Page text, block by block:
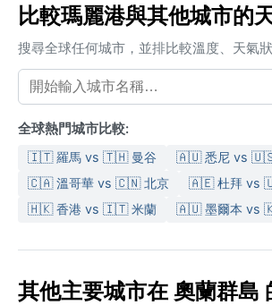
比較瑪麗港與其他城市的
搜尋全球任何城市，並排比較溫度、天氣狀
全球熱門城市比較:
🇮🇹 羅馬 vs 🇹🇭 曼谷
🇦🇺 悉尼 vs 🇺🇸
🇨🇦 溫哥華 vs 🇨🇳 北京
🇦🇪 杜拜 vs
🇭🇰 香港 vs 🇮🇹 米蘭
🇦🇺 墨爾本 vs
其他主要城市在 奧蘭群